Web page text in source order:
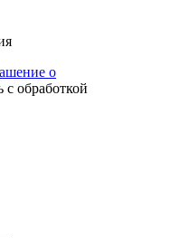
о
с обработкой